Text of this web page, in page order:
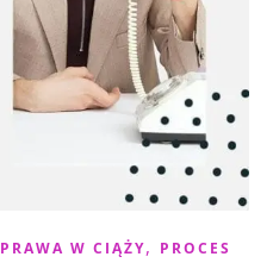
PRAWA W CIĄŻY, PROCES